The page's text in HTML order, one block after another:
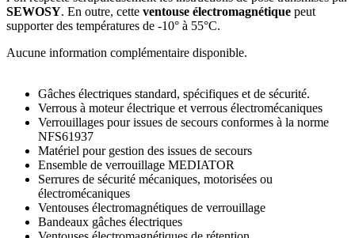
SEWOSY. En outre, cette ventouse électromagnétique peut
supporter des températures de -10° à 55°C.
Aucune information complémentaire disponible.
Gâches électriques standard, spécifiques et de sécurité.
Verrous à moteur électrique et verrous électromécaniques
Verrouillages pour issues de secours conformes à la norme
NFS61937
Matériel pour gestion des issues de secours
Ensemble de verrouillage MEDIATOR
Serrures de sécurité mécaniques, motorisées ou
électromécaniques
Ventouses électromagnétiques de verrouillage
Bandeaux gâches électriques